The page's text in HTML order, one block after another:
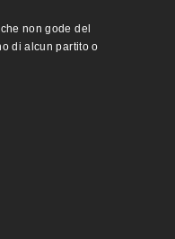
non gode del
di alcun partito o